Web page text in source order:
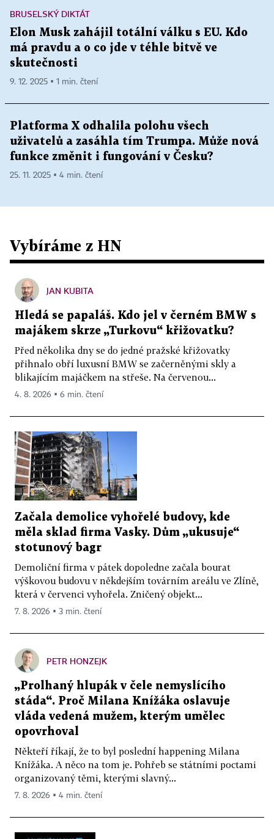
BRUSELSKÝ DIKTÁT
Elon Musk zahájil totální válku s EU. Kdo
má pravdu a o co jde v téhle bitvě ve
skutečnosti
9. 12. 2025 ▪ 1 min. čtení
Platforma X odhalila polohu všech
uživatelů a zasáhla tím Trumpa. Může nová
funkce změnit i fungování v Česku?
25. 11. 2025 ▪ 4 min. čtení
Vybíráme z HN
JAN KUBITA
Hledá se papaláš. Kdo jel v černém BMW s
majákem skrze „Turkovu“ křižovatku?
Před několika dny se do jedné pražské křižovatky
přihnalo obří luxusní BMW se začerněnými skly a
blikajícím majáčkem na střeše. Na červenou...
4. 8. 2026 ▪ 6 min. čtení
Začala demolice vyhořelé budovy, kde
měla sklad firma Vasky. Dům „ukusuje“
stotunový bagr
Demoliční firma v pátek dopoledne začala bourat
výškovou budovu v někdejším továrním areálu ve Zlíně,
která v červenci vyhořela. Zničený objekt...
7. 8. 2026 ▪ 3 min. čtení
PETR HONZEJK
„Prolhaný hlupák v čele nemyslícího
stáda“. Proč Milana Knížáka oslavuje
vláda vedená mužem, kterým umělec
opovrhoval
Někteří říkají, že to byl poslední happening Milana
Knížáka. A něco na tom je. Pohřeb se státními poctami
organizovaný těmi, kterými slavný...
7. 8. 2026 ▪ 4 min. čtení